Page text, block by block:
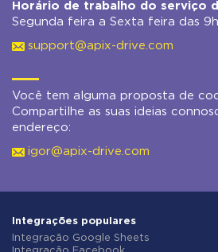
Horário de trabalho do serviço
Segunda feira a Sexta feira das 9h
support@apix-drive.com
Você tem alguma proposta de
Compartilhe as suas ideias
endereço:
igor@apix-drive.com
Integrações populares
Integração Google Sheets